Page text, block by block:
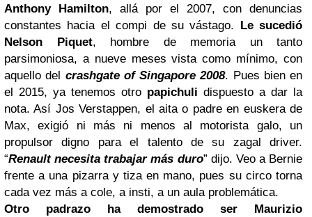
Anthony Hamilton, allá por el 2007, con denuncias
constantes hacia el compi de su vástago.
Le sucedió
Nelson Piquet, hombre de memoria un tanto
parsimoniosa, a nueve meses vista como mínimo, con
aquello del crashgate of Singapore 2008. Pues bien en
el 2015, ya tenemos otro papichuli dispuesto a dar la
nota. Así Jos Verstappen, el aita o padre en euskera de
Max, exigió ni más ni menos al motorista galo, un
propulsor digno para el talento de su zagal driver.
“Renaultnecesita trabajar más duro” dijo. Veo a Bernie
frente a una pizarra y tiza en mano, pues su circo torna
cada vez más a cole, a insti, a un aula problemática.
Otro padrazo ha demostrado ser Maurizio